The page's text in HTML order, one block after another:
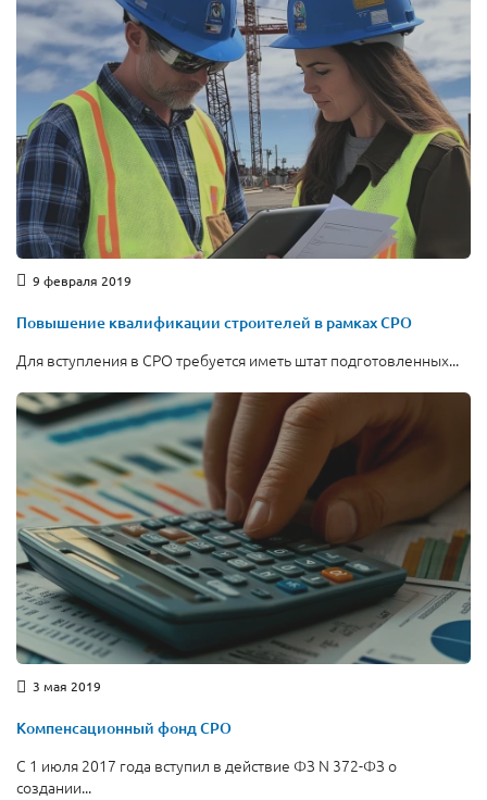
9 февраля 2019
Повышение квалификации строителей в рамках СРО
Для вступления в СРО требуется иметь штат подготовленных...
3 мая 2019
Компенсационный фонд СРО
С 1 июля 2017 года вступил в действие ФЗ N 372-ФЗ о
создании...